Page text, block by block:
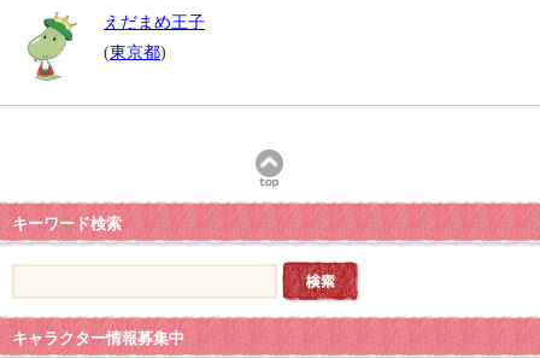
えだまめ王子
(東京都)
キーワード検索
キャラクター情報募集中